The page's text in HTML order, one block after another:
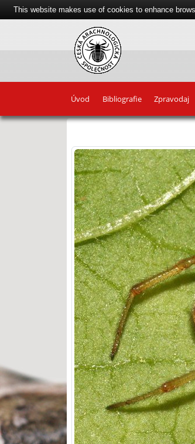
Úvod Bibliografie Zpravodaj
This website makes use of cookies to enhance